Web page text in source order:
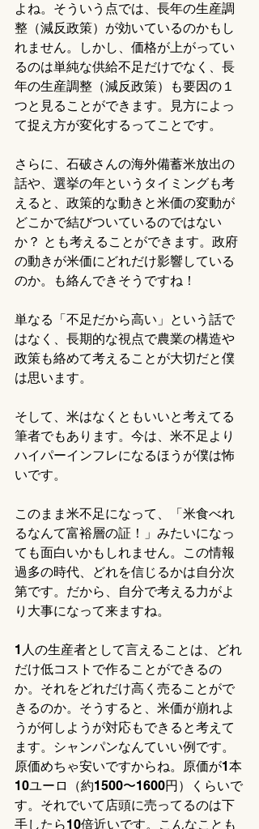
よね。そういう点では、長年の生産調
整（減反政策）が効いているのかもし
れません。しかし、価格が上がってい
るのは単純な供給不足だけでなく、長
年の生産調整（減反政策）も要因の１
つと見ることができます。見方によっ
て捉え方が変化するってことです。
さらに、石破さんの海外備蓄米放出の
話や、選挙の年というタイミングも考
えると、政策的な動きと米価の変動が
どこかで結びついているのではない
か？ とも考えることができます。政府
の動きが米価にどれだけ影響している
のか。も絡んできそうですね！
単なる「不足だから高い」という話で
はなく、長期的な視点で農業の構造や
政策も絡めて考えることが大切だと僕
は思います。
そして、米はなくともいいと考えてる
筆者でもあります。今は、米不足より
ハイパーインフレになるほうが僕は怖
いです。
このまま米不足になって、「米食べれ
るなんて富裕層の証！」みたいになっ
ても面白いかもしれません。この情報
過多の時代、どれを信じるかは自分次
第です。だから、自分で考える力がよ
り大事になって来ますね。
1人の生産者として言えることは、どれ
だけ低コストで作ることができるの
か。それをどれだけ高く売ることがで
きるのか。そうすると、米価が崩れよ
うが何しようが対応もできると考えて
ます。シャンパンなんていい例です。
原価めちゃ安いですからね。原価が1本
10ユーロ（約1500〜1600円）くらいで
す。それでいて店頭に売ってるのは下
手したら10倍近いです。こんなことも